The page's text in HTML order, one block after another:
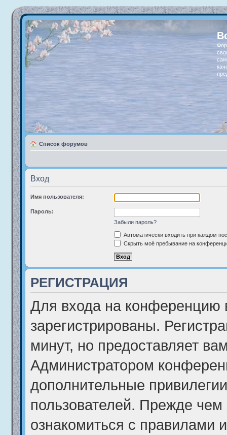
Список форумов
Вход
Имя пользователя:
Пароль:
Забыли пароль?
Автоматически входить при каждом
Скрыть моё пребывание на
РЕГИСТРАЦИЯ
Для входа на
зарегистрированы.
минут, но предоставляет
Администратором
дополнительные
пользователей. Прежде чем
ознакомиться с правилами